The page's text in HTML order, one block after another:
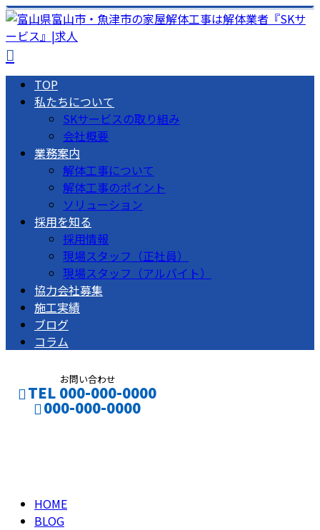
TOP
私たちについて
SKサービスの取り組み
会社概要
業務案内
解体工事について
解体工事のポイント
ソリューション
採用を知る
採用情報
現場スタッフ（正社員）
現場スタッフ（アルバイト）
協力会社募集
施工実績
ブログ
コラム
お問い合わせ
TEL 000-000-0000
000-000-0000
HOME
BLOG